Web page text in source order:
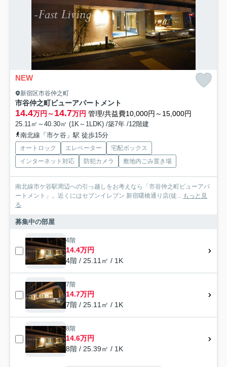
NEW
新宿区市谷仲之町
市谷仲之町ビューアパートメント
14.4万円～14.7万円 管理/共益費10,000円～15,000円
25.11㎡～40.30㎡ (1K～1LDK) /築7年 /12階建
南北線「市ケ谷」駅 徒歩15分
オートロック エレベーター
宅配ボックス
インターネット対応
防犯カメラ 敷地内ごみ置き場
南北線市ケ谷駅周辺への引っ越しをお考えなら「市谷仲之町ビューアパ
ートメント」。近くにはセブンイレブン 新宿曙橋通り店(徒... もっと見
る
募集中の部屋
4階
14.4万円
4階 / 25.11㎡ / 1K
7階
14.7万円
7階 / 25.11㎡ / 1K
8階
14.6万円
8階 / 25.39㎡ / 1K